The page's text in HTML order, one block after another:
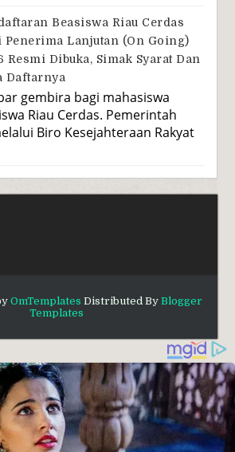
Beasiswa Riau Cerdas
Penerima Lanjutan (On Going)
Resmi Dibuka, Simak Syarat Dan
Daftarnya
gembira bagi mahasiswa
Riau Cerdas. Pemerintah
Biro Kesejahteraan Rakyat
OmTemplates Distributed By Blogger
Templates